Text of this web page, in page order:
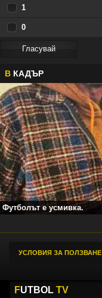
1
0
В КАДЪР
Футболът е усмивка.
УСЛОВИЯ ЗА ПОЛЗВАНЕ
FUTBOL TV